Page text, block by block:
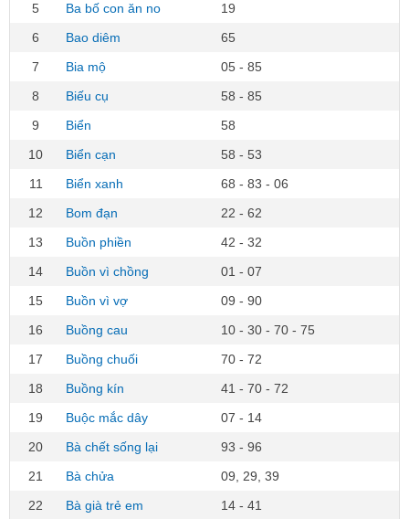
5
Ba bố con ăn no
19
6
Bao diêm
65
7
Bia mộ
05 - 85
8
Biếu cụ
58 - 85
9
Biển
58
10
Biển cạn
58 - 53
11
Biển xanh
68 - 83 - 06
12
Bom đạn
22 - 62
13
Buồn phiền
42 - 32
14
Buồn vì chồng
01 - 07
15
Buồn vì vợ
09 - 90
16
Buồng cau
10 - 30 - 70 - 75
17
Buồng chuối
70 - 72
18
Buồng kín
41 - 70 - 72
19
Buộc mắc dây
07 - 14
20
Bà chết sống lại
93 - 96
21
Bà chửa
09, 29, 39
22
Bà già trẻ em
14 - 41